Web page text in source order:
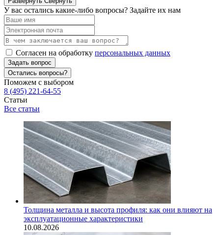
У вас остались какие-либо вопросы? Задайте их нам
Согласен на обработку персональных данных
Задать вопрос
Остались вопросы?
Поможем с выбором
8 (495) 221-64-55
Статьи
Все статьи
Толщина металла и высота профиля: как они влияют на
эксплуатационные характеристики
10.08.2026